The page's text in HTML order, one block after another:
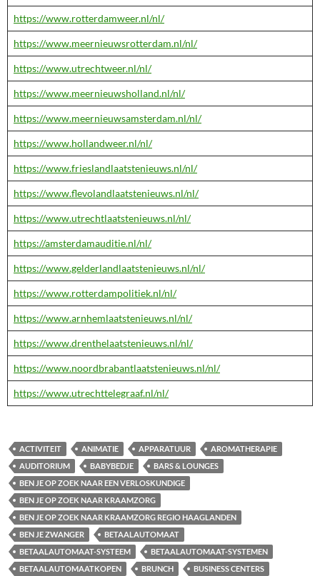
https://www.rotterdamweer.nl/nl/
https://www.meernieuwsrotterdam.nl/nl/
https://www.utrechtweer.nl/nl/
https://www.meernieuwsholland.nl/nl/
https://www.meernieuwsamsterdam.nl/nl/
https://www.hollandweer.nl/nl/
https://www.frieslandlaatstenieuws.nl/nl/
https://www.flevolandlaatstenieuws.nl/nl/
https://www.utrechtlaatstenieuws.nl/nl/
https://amsterdamauditie.nl/nl/
https://www.gelderlandlaatstenieuws.nl/nl/
https://www.rotterdampolitiek.nl/nl/
https://www.arnhemlaatstenieuws.nl/nl/
https://www.drenthelaatstenieuws.nl/nl/
https://www.noordbrabantlaatstenieuws.nl/nl/
https://www.utrechttelegraaf.nl/nl/
ACTIVITEIT ANIMATIE APPARATUUR
AROMATHERAPIE
AUDITORIUM
BABYBEDJE
BARS & LOUNGES
BEN JE OP ZOEK NAAR EEN VERLOSKUNDIGE
BEN JE OP ZOEK NAAR KRAAMZORG
BEN JE OP ZOEK NAAR KRAAMZORG REGIO HAAGLANDEN
BEN JE ZWANGER
BETAALAUTOMAAT
BETAALAUTOMAAT-SYSTEEM
BETAALAUTOMAAT-SYSTEMEN
BETAALAUTOMAATKOPEN
BRUNCH BUSINESS CENTERS